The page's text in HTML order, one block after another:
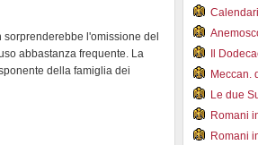
l'omissione del
abbastanza frequente. La
della famiglia dei
Il
Meccan.
Le due
Romani
Romani